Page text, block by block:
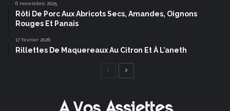
6 novembre 2025
Rôti De Porc Aux Abricots Secs, Amandes, Oignons
Rouges Et Panais
17 février 2026
Rillettes De Maquereaux Au Citron Et À L’aneth
Page